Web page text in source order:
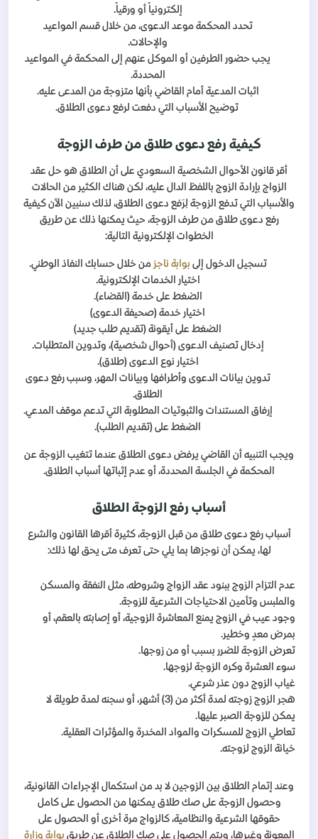
إلكترونياً أو ورقياً.
تحدد المحكمة موعد الدعوى، من خلال قسم المواعيد
والإحالات.
يجب حضور الطرفين أو الموكل عنهم إلى المحكمة في المواعيد
المحددة.
اثبات المدعية أمام القاضي بأنها متزوجة من المدعى عليه.
توضيح الأسباب التي دفعت لرفع دعوى الطلاق.
كيفية رفع دعوى طلاق من طرف الزوجة
أقر قانون الأحوال الشخصية السعودي على أن الطلاق هو حل عقد
الزواج بإرادة الزوج باللفظ الدال عليه، لكن هناك الكثير من الحالات
والأسباب التي تدفع الزوجة لِرَفع دعوى الطلاق، لذلك سنبين الآن كيفية
رفع دعوى طلاق من طرف الزوجة، حيث يمكنها ذلك عن طريق
الخطوات الإلكترونية التالية:
تسجيل الدخول إلى بوابة ناجز من خلال حسابك النفاذ الوطني.
اختيار الخدمات الإلكترونية.
الضغط على خدمة (القضاء).
اختيار خدمة (صحيفة الدعوى)
الضغط على أيقونة (تقديم طلب جديد)
إدخال تصنيف الدعوى (أحوال شخصية)، وتدوين المتطلبات.
اختيار نوع الدعوى (طلاق).
تدوين بيانات الدعوى وأطرافها وبيانات المهر، وسبب رفع دعوى
الطلاق.
إرفاق المستندات والثبوتيات المطلوبة التي تدعم موقف المدعي.
الضغط على (تقديم الطلب).
ويجب التنبيه أن القاضي يرفض دعوى الطلاق عندما تتغيب الزوجة عن
المحكمة في الجلسة المحددة، أو عدم إثباتها أسباب الطلاق.
أسباب رفع الزوجة الطلاق
أسباب رفع دعوى طلاق من قبل الزوجة، كثيرة أقرها القانون والشرع
لها، يمكن أن نوجزها بما يلي حتى تعرف متى يحق لها ذلك:
عدم التزام الزوج ببنود عقد الزواج وشروطه، مثل النفقة والمسكن
والملبس وتأمين الاحتياجات الشرعية للزوجة.
وجود عيب في الزوج يمنع المعاشرة الزوجية، أو إصابته بالعقم، أو
بمرض معدٍ وخطير.
تعرض الزوجة للضرر بسبب أو من زوجها.
سوء العشرة وكره الزوجة لزوجها.
غياب الزوج دون عذر شرعي.
هجر الزوج زوجته لمدة أكثر من (3) أشهر، أو سجنه لمدة طويلة لا
يمكن للزوجة الصبر عليها.
تعاطي الزوج للمسكرات والمواد المخدرة والمؤثرات العقلية.
خيانة الزوج لزوجته.
وعند إتمام الطلاق بين الزوجين لا بد من استكمال الإجراءات القانونية،
وحصول الزوجة على صك طلاق يمكنها من الحصول على كامل
حقوقها الشرعية والنظامية، كالزواج مرة أخرى أو الحصول على
المعونة وغيرها، ويتم الحصول على صك الطلاق عن طريق بوابة وزارة